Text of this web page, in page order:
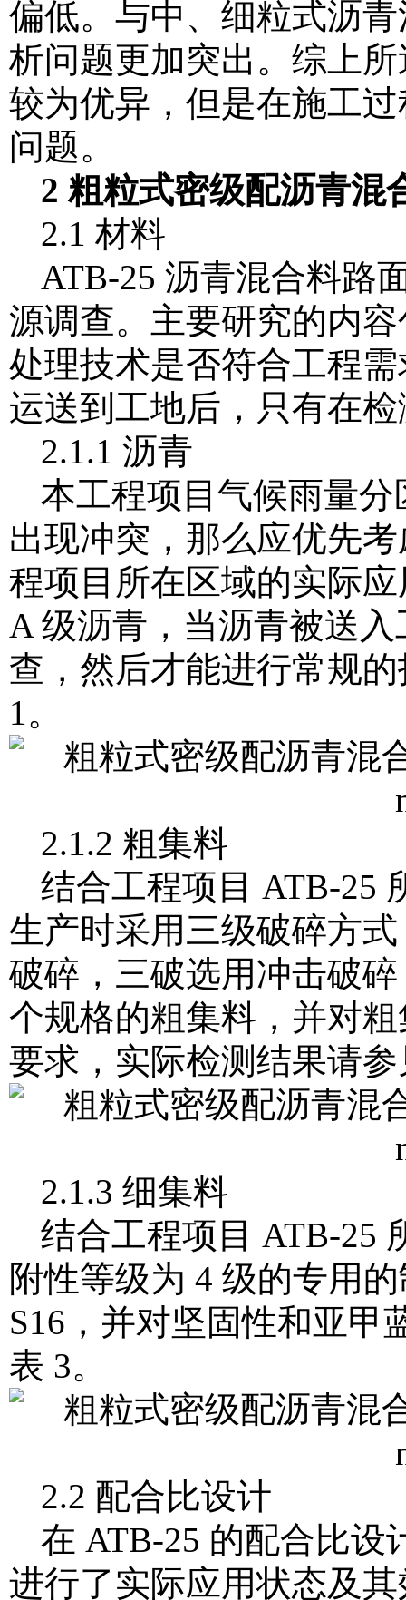
偏低。与中、细粒式沥
析问题更加突出。综上
较为优异，但是在施工
问题。
2 粗粒式密级配沥青混
2.1 材料
ATB-25 沥青混合料路
源调查。主要研究的内
处理技术是否符合工程
运送到工地后，只有在
2.1.1 沥青
本工程项目气候雨量
出现冲突，那么应优先
程项目所在区域的实际
A 级沥青，当沥青被送
查，然后才能进行常规
1。
2.1.2 粗集料
结合工程项目 ATB-25
生产时采用三级破碎方
破碎，三破选用冲击破碎
个规格的粗集料，并对
要求，实际检测结果请
2.1.3 细集料
结合工程项目 ATB-25
附性等级为 4 级的专用
S16，并对坚固性和亚甲
表 3。
2.2 配合比设计
在 ATB-25 的配合比设
进行了实际应用状态及